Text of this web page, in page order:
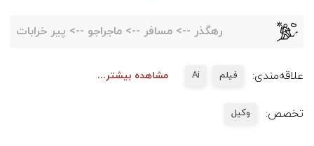
رهگذر --> مسافر --> ماجراجو --> پیر خرابات
علاقه‌مندی: فیلم Ai مشاهده بیشتر...
تخصص: وكيل